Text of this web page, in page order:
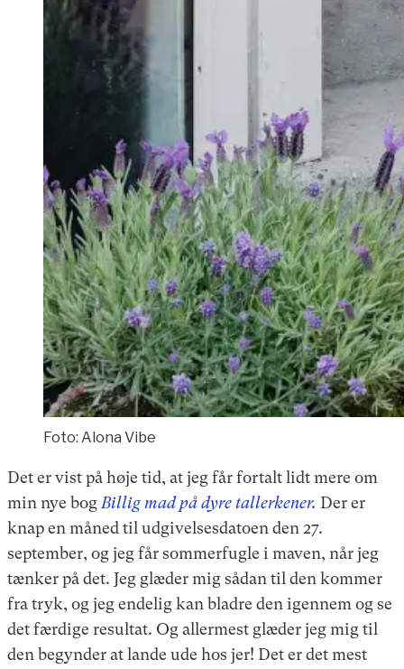
Foto: Alona Vibe
Det er vist på høje tid, at jeg får fortalt lidt mere om
min nye bogBillig mad på dyre tallerkener. Der er
knap en måned til udgivelsesdatoen den 27.
september, og jeg får sommerfugle i maven, når jeg
tænker på det. Jeg glæder mig sådan til den kommer
fra tryk, og jeg endelig kan bladre den igennem og se
det færdige resultat. Og allermest glæder jeg mig til
den begynder at lande ude hos jer! Det er det mest